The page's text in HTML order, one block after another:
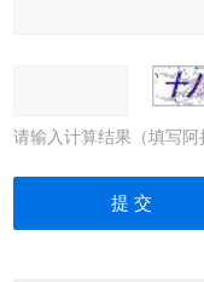
请输入计算结果（填写